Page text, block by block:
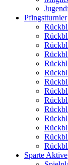
Pfingstturnier
Sparte Aktive